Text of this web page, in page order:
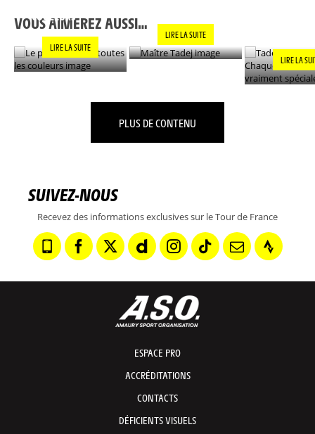
VOUS AIMEREZ AUSSI…
COULEURS
LIRE LA SUITE
LIRE LA SUITE
LIRE LA
PLUS DE CONTENU
SUIVEZ-NOUS
Recevez des informations exclusives sur le Tour de France
ESPACE PRO
ACCRÉDITATIONS
CONTACTS
DÉFICIENTS VISUELS